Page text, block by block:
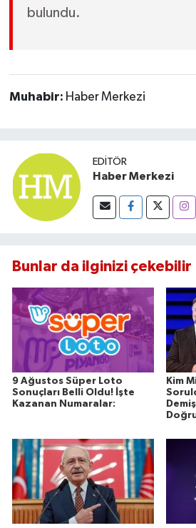
bulundu.
Muhabir: Haber Merkezi
EDITÖR
Haber Merkezi
Bunlar da ilginizi çekebilir
9 Ağustos Süper Loto
Sonuçları Belli Oldu! İşte
Kazanan Numaralar:
Kim